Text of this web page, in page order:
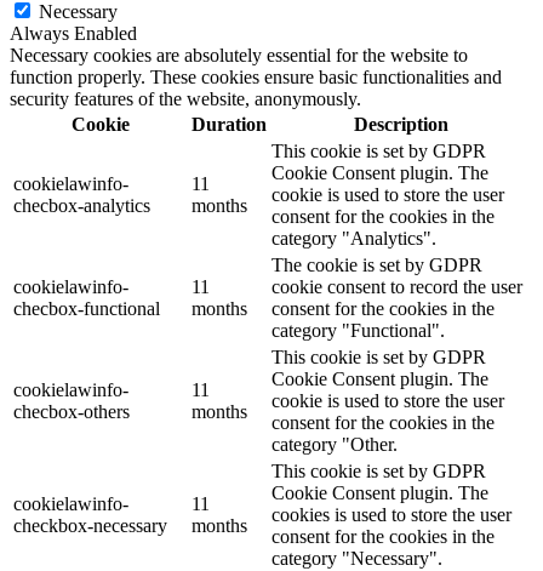
Necessary
Always Enabled
Necessary cookies are absolutely essential for the website to
function properly. These cookies ensure basic functionalities and
security features of the website, anonymously.
Cookie
Duration Description
cookielawinfo-
checbox-analytics
11
months
This cookie is set by GDPR
Cookie Consent plugin. The
cookie is used to store the user
consent for the cookies in the
category "Analytics".
cookielawinfo-
checbox-functional
11
months
The cookie is set by GDPR
cookie consent to record the user
consent for the cookies in the
category "Functional".
cookielawinfo-
checbox-others
11
months
This cookie is set by GDPR
Cookie Consent plugin. The
cookie is used to store the user
consent for the cookies in the
category "Other.
cookielawinfo-
checkbox-necessary
11
months
This cookie is set by GDPR
Cookie Consent plugin. The
cookies is used to store the user
consent for the cookies in the
category "Necessary".